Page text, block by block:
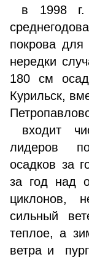
в 1998
покрова
нередки
180 см
Курильск,
входит
лидеров
осадков за
за год над
циклонов,
сильный
теплое, а
ветра и